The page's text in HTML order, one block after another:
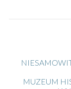
MUZEUM